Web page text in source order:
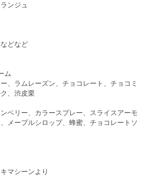
ンジュ
など
ム
、ラムレーズン、チョコレート、チョコミ
、渋皮栗
ベリー、カラースプレー、スライスアーモ
メープルシロップ、蜂蜜、チョコレートソ
マシーンより